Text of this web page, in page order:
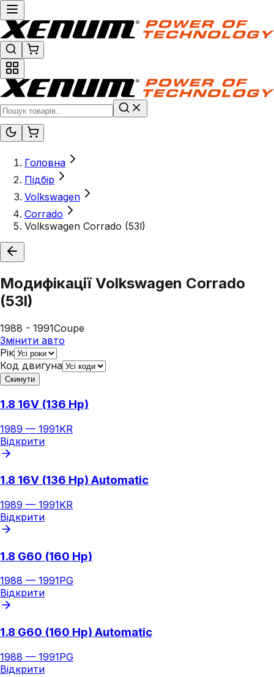
Головна
Підбір
Volkswagen
Corrado
Volkswagen Corrado (53l)
МодифікаціїVolkswagen Corrado
(53l)
1988 - 1991Coupe
Змінити авто
Рік
Код двигуна
Скинути
1.8 16V (136 Hp)
1989 — 1991KR
Відкрити
1.8 16V (136 Hp) Automatic
1989 — 1991KR
Відкрити
1.8 G60 (160 Hp)
1988 — 1991PG
Відкрити
1.8 G60 (160 Hp) Automatic
1988 — 1991PG
Відкрити